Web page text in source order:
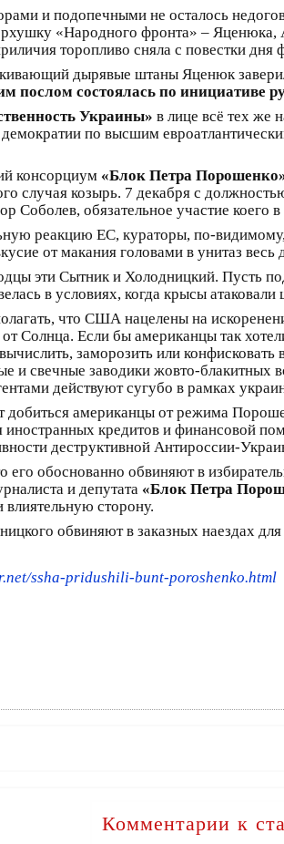
и подопечными не осталось
«Народного фронта» – Яценюка,
торопливо сняла с повестки
дырявые штаны Яценюк
послом состоялась по инициативе
Украины» в лице всё тех же
по высшим
консорциум «Блок Петра
случая козырь. 7 декабря с
Соболев, обязательное участие
реакцию ЕС, кураторы, по-
от макания головами в унитаз весь
эти Сытник и Холодницкий. Пусть
в условиях, когда крысы
что США нацелены на
Солнца. Если бы американцы так
заморозить или
и свечные заводики жовто-
действуют сугубо в рамках
добиться американцы от режима
иностранных кредитов и финансовой
деструктивной Антироссии-
его обоснованно обвиняют в
и депутата «Блок Петра
сторону.
обвиняют в заказных наездах
ssha-pridushili-bunt-poroshenko.html
Комментарии к